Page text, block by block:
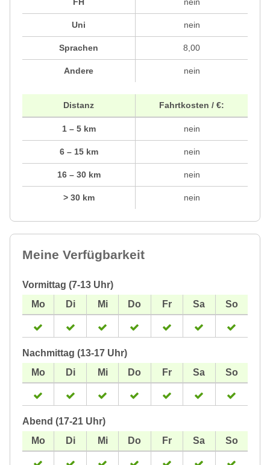
Uni
Sprachen
Andere
nein
8,00
nein
Distanz
1 – 5 km
6 – 15 km
16 – 30 km
> 30 km
Fahrtkosten / €:
nein
nein
nein
nein
Meine Verfügbarkeit
Vormittag (7-13 Uhr)
Nachmittag (13-17 Uhr)
Abend (17-21 Uhr)